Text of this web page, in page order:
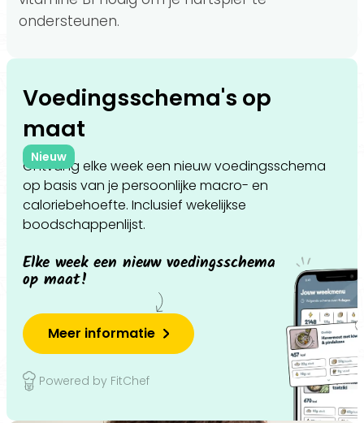
ondersteunen.
Voedingsschema's op
maat
Nieuw
Ontvang elke week een nieuw voedingsschema
op basis van je persoonlijke macro- en
caloriebehoefte. Inclusief wekelijkse
boodschappenlijst.
Elke week een nieuw voedingsschema
op maat!
Meer informatie
Powered by FitChef